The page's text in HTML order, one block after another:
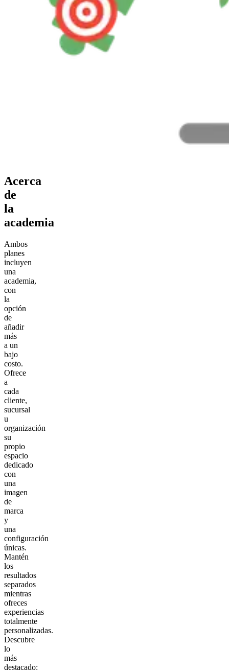
Acerca
de
la
academia
Ambos
planes
incluyen
una
academia,
con
la
opción
de
añadir
más
a un
bajo
costo.
Ofrece
a
cada
cliente,
sucursal
u
organización
su
propio
espacio
dedicado
con
una
imagen
de
marca
y
una
configuración
únicas.
Mantén
los
resultados
separados
mientras
ofreces
experiencias
totalmente
personalizadas.
Descubre
lo
más
destacado: